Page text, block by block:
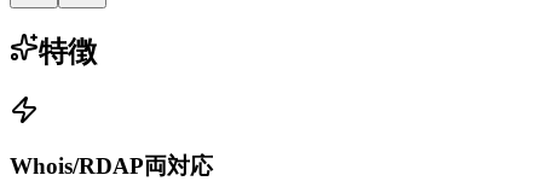
特徴
Whois/RDAP両対応